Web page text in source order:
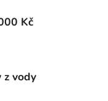
Kč
z vody